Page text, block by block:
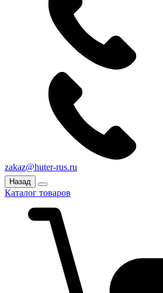
zakaz@huter-rus.ru
Назад
Каталог товаров